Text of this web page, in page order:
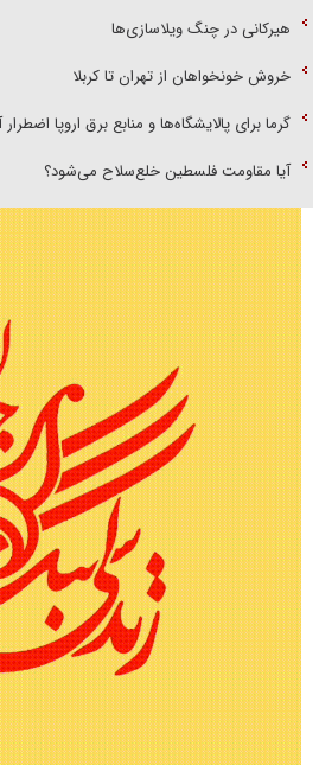
هیرکانی در چنگ ویلاسازی‌ها
خروش خونخواهان از تهران تا کربلا
گرما برای پالایشگاه‌ها و منابع برق اروپا اضطرار
آیا مقاومت فلسطین خلع‌سلاح می‌شود؟